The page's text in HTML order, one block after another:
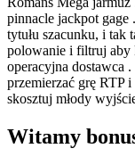
pinnacle jackpot
tytułu szacunku, i tak
polowanie i filtruj aby
operacyjna dostawca
przemierzać grę RTP i
skosztuj młody
Witamy